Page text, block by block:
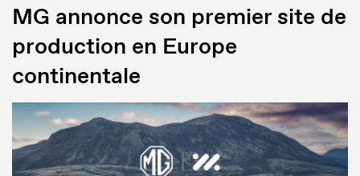
MG annonce son premier site de
production en Europe
continentale